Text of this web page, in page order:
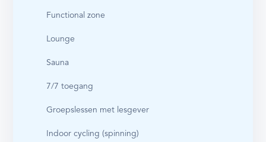
Functional zone
Lounge
Sauna
7/7 toegang
Groepslessen met lesgever
Indoor cycling (spinning)